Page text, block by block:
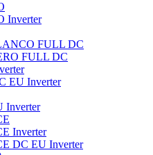
Inverter
FULL DC
FULL DC
EU Inverter
Inverter
Inverter
DC EU Inverter